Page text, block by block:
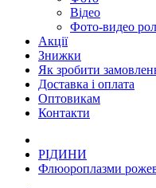
Відео
Фото-видео
Акції
Знижки
Як зробити
Доставка і оплата
Оптовикам
Контакти
РIДИНИ
Флюороплазми